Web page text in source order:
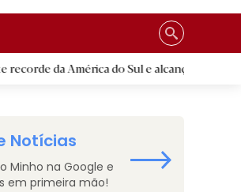
do Sul e alcança segunda melhor
Notícias
Minho na Google e
em primeira mão!